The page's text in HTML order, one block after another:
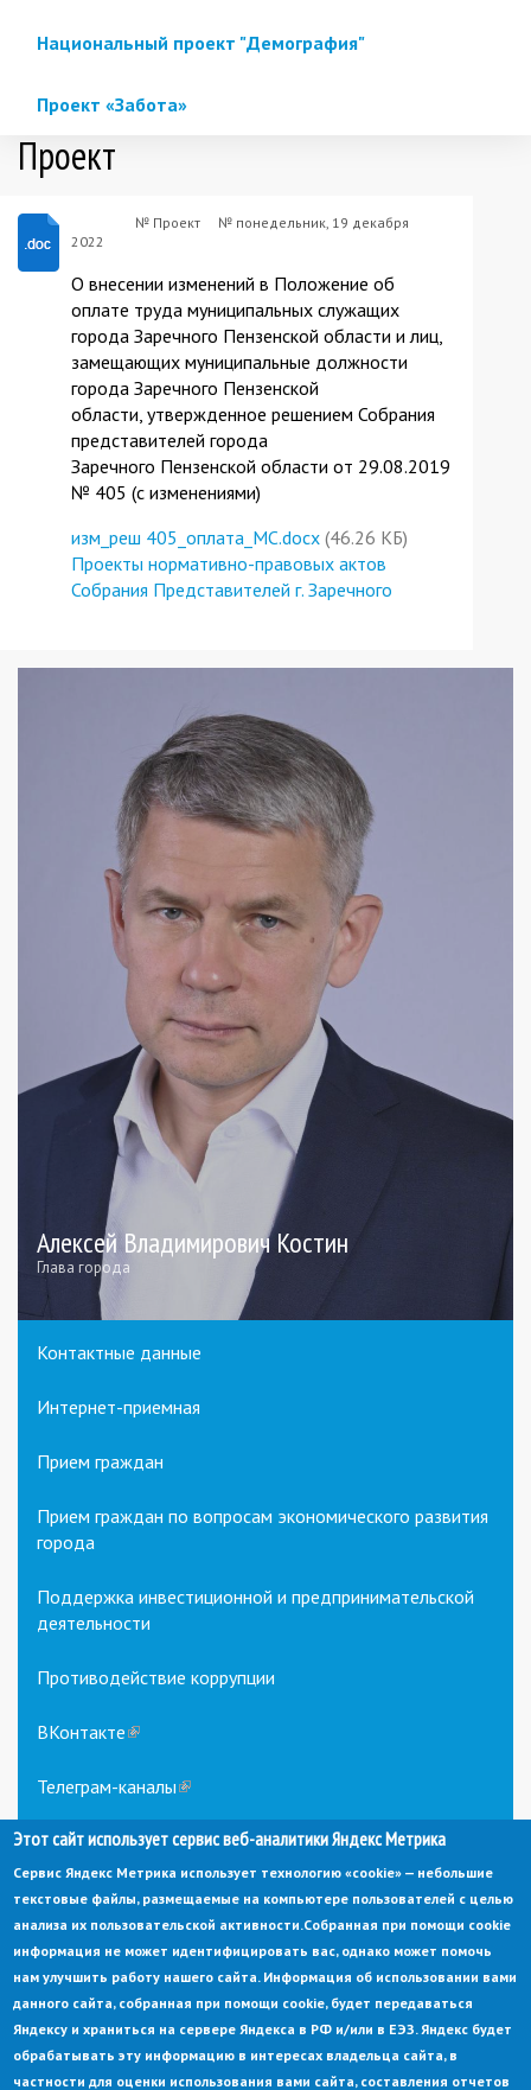
Национальный проект "Демография"
Проект «Забота»
Проект
№ Проект № понедельник, 19 декабря
2022
О внесении изменений в Положение об
оплате труда муниципальных служащих
города Заречного Пензенской области и лиц,
замещающих муниципальные должности
города Заречного Пензенской
области, утвержденное решением Собрания
представителей города
Заречного Пензенской области от 29.08.2019
№ 405 (с изменениями)
изм_реш 405_оплата_МС.docx (46.26 КБ)
Проекты нормативно-правовых актов
Собрания Представителей г. Заречного
Алексей Владимирович Костин
Глава города
Контактные данные
Интернет-приемная
Прием граждан
Прием граждан по вопросам экономического развития
города
Поддержка инвестиционной и предпринимательской
деятельности
Противодействие коррупции
ВКонтакте(link
external)
Телеграм-каналы(link
external)
© Администрация города Заречный
Электронная почта:
adm@zarechny.zato.ru
sends
e-
Пензенская обл, г. Заречный, пр-кт. 30-летия Победы, д. 27, 442960
Этот сайт использует сервис веб-аналитики Яндекс Метрика
Сервис Яндекс Метрика использует технологию «cookie» — небольшие
текстовые файлы, размещаемые на компьютере пользователей с целью
анализа их пользовательской активности.Собранная при помощи cookie
информация не может идентифицировать вас, однако может помочь
нам улучшить работу нашего сайта. Информация об использовании вами
данного сайта, собранная при помощи cookie, будет передаваться
Яндексу и храниться на сервере Яндекса в РФ и/или в ЕЭЗ. Яндекс будет
обрабатывать эту информацию в интересах владельца сайта, в
частности для оценки использования вами сайта, составления отчетов